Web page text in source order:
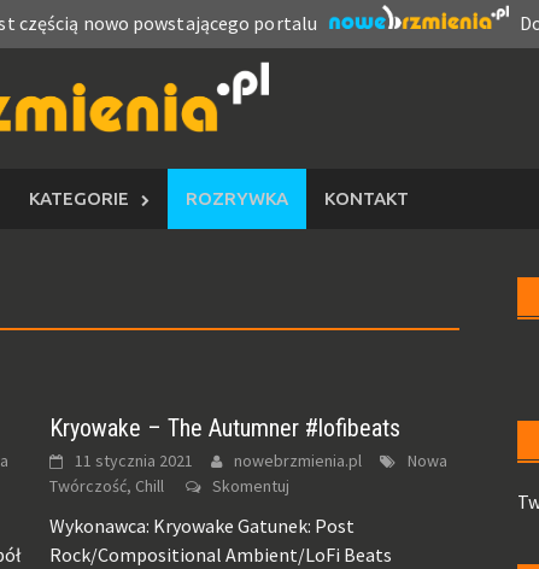
częścią nowo powstającego portalu
KATEGORIE ROZRYWKA KONTAKT
Kryowake – The Autumner #lofibeats
11 stycznia 2021 nowebrzmienia.pl
Nowa
Twórczość, Chill
Skomentuj
Wykonawca: Kryowake Gatunek: Post
Rock/Compositional Ambient/LoFi Beats